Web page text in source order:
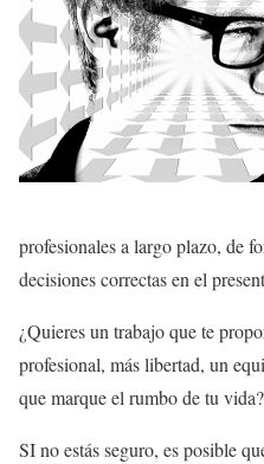
profesionales a largo plazo, de
decisiones correctas en el
¿Quieres un trabajo que te
profesional, más libertad, un
que marque el rumbo de tu vida?
SI no estás seguro, es posible